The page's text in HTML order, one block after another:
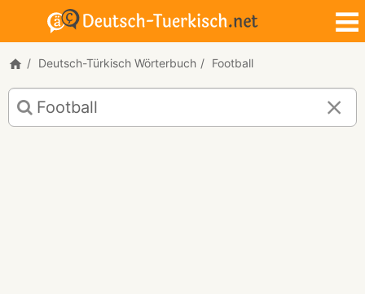
Deutsch-Türkisch Wörterbuch Football
Deutsch-
Türkisch
Übersetzung